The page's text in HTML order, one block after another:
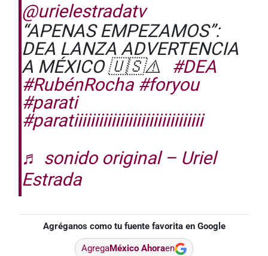
@urielestradatv
“APENAS EMPEZAMOS”:
DEA LANZA ADVERTENCIA
A MÉXICO 🇺🇸⚠️ #DEA
#RubénRocha #foryou
#parati
#paratiiiiiiiiiiiiiiiiiiiiiiiiiiiiiii
♬ sonido original – Uriel
Estrada
Agréganos como tu fuente favorita en Google
AgregaMéxico Ahoraen